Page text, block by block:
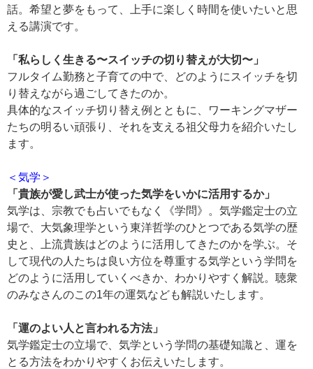
話。希望と夢をもって、上手に楽しく時間を使いたいと思
える講演です。
「私らしく生きる〜スイッチの切り替えが大切〜」
フルタイム勤務と子育ての中で、どのようにスイッチを切
り替えながら過ごしてきたのか。
具体的なスイッチ切り替え例とともに、ワーキングマザー
たちの明るい頑張り、それを支える祖父母力を紹介いたし
ます。
＜気学＞
「貴族が愛し武士が使った気学をいかに活用するか」
気学は、宗教でも占いでもなく《学問》。気学鑑定士の立
場で、大気象理学という東洋哲学のひとつである気学の歴
史と、上流貴族はどのように活用してきたのかを学ぶ。そ
して現代の人たちは良い方位を尊重する気学という学問を
どのように活用していくべきか、わかりやすく解説。聴衆
のみなさんのこの1年の運気なども解説いたします。
「運のよい人と言われる方法」
気学鑑定士の立場で、気学という学問の基礎知識と、運を
とる方法をわかりやすくお伝えいたします。